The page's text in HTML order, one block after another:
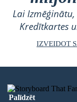
Lai
Kredītkartes
IZVEIDOT
Palīdzēt